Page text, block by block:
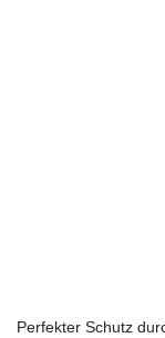
Perfekter Schutz